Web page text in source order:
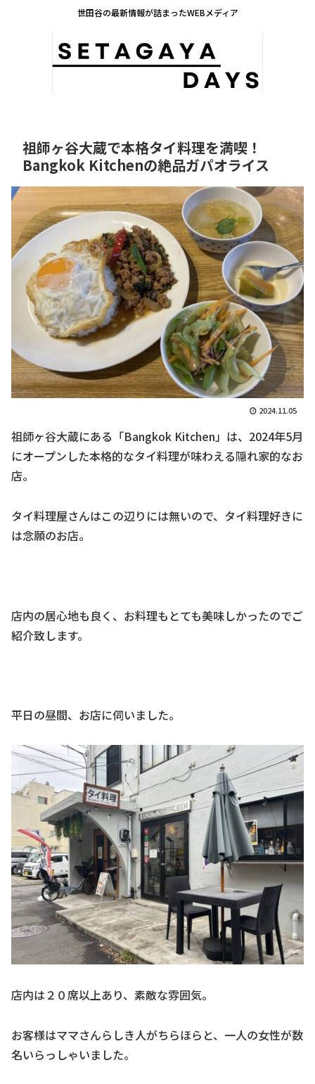
世田谷の最新情報が詰まったWEBメディア
祖師ヶ谷大蔵で本格タイ料理を満喫！
Bangkok Kitchenの絶品ガパオライス
2024.11.05
祖師ヶ谷大蔵にある「Bangkok Kitchen」は、2024年5月
にオープンした本格的なタイ料理が味わえる隠れ家的なお
店。
タイ料理屋さんはこの辺りには無いので、タイ料理好きに
は念願のお店。
店内の居心地も良く、お料理もとても美味しかったのでご
紹介致します。
平日の昼間、お店に伺いました。
店内は２０席以上あり、素敵な雰囲気。
お客様はママさんらしき人がちらほらと、一人の女性が数
名いらっしゃいました。